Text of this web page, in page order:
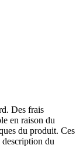
Des frais
en raison du
du produit. Ces
du